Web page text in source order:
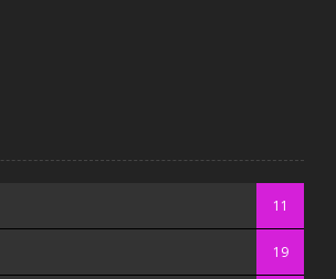
11
19